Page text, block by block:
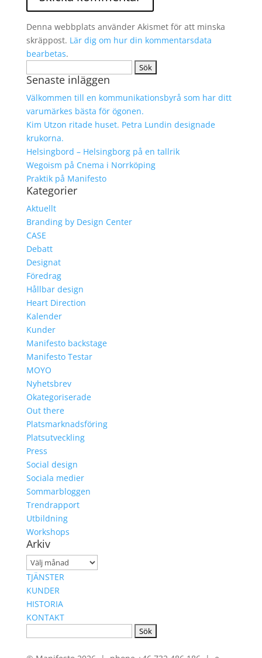
Denna webbplats använder Akismet för att minska
skräppost. Lär dig om hur din kommentarsdata
bearbetas.
efter:
Senaste inläggen
Välkommen till en kommunikationsbyrå som har ditt
varumärkes bästa för ögonen.
Kim Utzon ritade huset. Petra Lundin designade
krukorna.
Helsingbord – Helsingborg på en tallrik
Wegoism på Cnema i Norrköping
Praktik på Manifesto
Kategorier
Aktuellt
Branding by Design Center
CASE
Debatt
Designat
Föredrag
Hållbar design
Heart Direction
Kalender
Kunder
Manifesto backstage
Manifesto Testar
MOYO
Nyhetsbrev
Okategoriserade
Out there
Platsmarknadsföring
Platsutveckling
Press
Social design
Sociala medier
Sommarbloggen
Trendrapport
Utbildning
Workshops
Arkiv
Arkiv
TJÄNSTER
KUNDER
HISTORIA
KONTAKT